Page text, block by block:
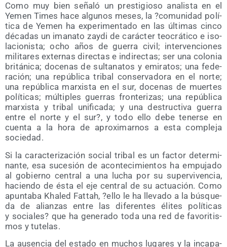
Como muy bien seña­ló un pres­ti­gio­so ana­lis­ta en el
Yemen Times hace algu­nos meses, la ?comu­ni­dad polí­
ti­ca de Yemen ha expe­ri­men­ta­do en las últi­mas cin­co
déca­das un ima­na­to zay­di de carác­ter teo­crá­ti­co e iso­
la­cio­nis­ta; ocho años de gue­rra civil; inter­ven­cio­nes
mili­ta­res exter­nas direc­tas e indi­rec­tas; ser una colo­nia
bri­tá­ni­ca; doce­nas de sul­ta­na­tos y emi­ra­tos; una fede­
ra­ción; una repú­bli­ca tri­bal con­ser­va­do­ra en el nor­te;
una repú­bli­ca mar­xis­ta en el sur, doce­nas de muer­tes
polí­ti­cas; múl­ti­ples gue­rras fron­te­ri­zas; una repú­bli­ca
mar­xis­ta y tri­bal uni­fi­ca­da; y una des­truc­ti­va gue­rra
entre el nor­te y el sur?, y todo ello debe tener­se en
cuen­ta a la hora de apro­xi­mar­nos a esta com­ple­ja
sociedad.
Si la carac­te­ri­za­ción social tri­bal es un fac­tor deter­mi­
nan­te, esa suce­sión de acon­te­ci­mien­tos ha empu­ja­do
al gobierno cen­tral a una lucha por su super­vi­ven­cia,
hacien­do de ésta el eje cen­tral de su actua­ción. Como
apun­ta­ba Kha­led Fat­tah, ?ello le ha lle­va­do a la bús­que­
da de alian­zas entre las dife­ren­tes éli­tes polí­ti­cas
y socia­les? que ha gene­ra­do toda una red de favo­ri­tis­
mos y tutelas.
La ausen­cia del esta­do en muchos luga­res y la inca­pa­